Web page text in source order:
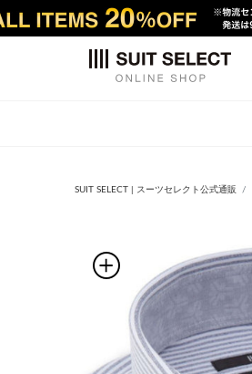
SUIT SELECT | スーツセレクト公式通販